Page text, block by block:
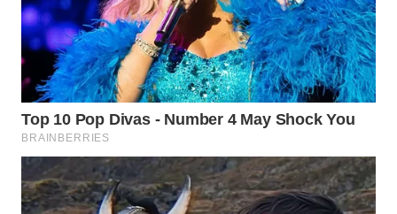
WN
LANGKAT
WN
TAPANULI
SELATAN
WN
TANJUNG
LESUNG